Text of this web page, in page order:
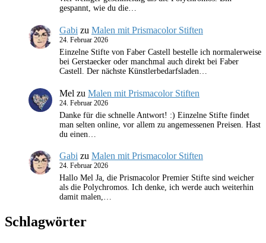
gespannt, wie du die…
Gabi zu Malen mit Prismacolor Stiften
24. Februar 2026
Einzelne Stifte von Faber Castell bestelle ich normalerweise
bei Gerstaecker oder manchmal auch direkt bei Faber
Castell. Der nächste Künstlerbedarfsladen…
Mel zu Malen mit Prismacolor Stiften
24. Februar 2026
Danke für die schnelle Antwort! :) Einzelne Stifte findet
man selten online, vor allem zu angemessenen Preisen. Hast
du einen…
Gabi zu Malen mit Prismacolor Stiften
24. Februar 2026
Hallo Mel Ja, die Prismacolor Premier Stifte sind weicher
als die Polychromos. Ich denke, ich werde auch weiterhin
damit malen,…
Schlagwörter